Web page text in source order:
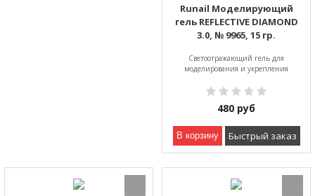
Runail Моделирующий
гель REFLECTIVE DIAMOND
3.0, № 9965, 15 гр.
Светоотражающий гель для
моделирования и укрепления
480 руб
В корзину Быстрый заказ